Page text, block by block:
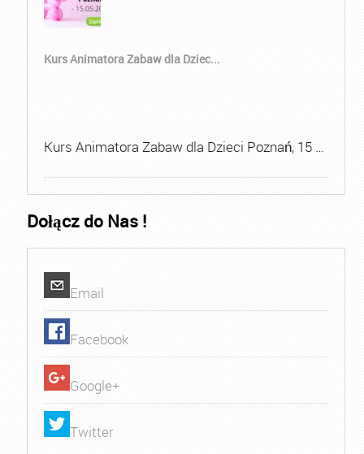
Kurs Animatora Zabaw dla Dziec...
Kurs Animatora Zabaw dla Dzieci Poznań, 15 …
Dołącz do Nas !
Email
Facebook
Google+
Twitter